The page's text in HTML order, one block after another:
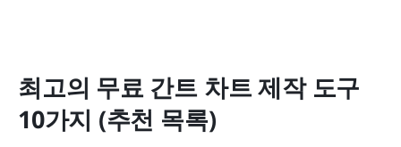
최고의 무료 간트 차트 제작 도구
10가지 (추천 목록)